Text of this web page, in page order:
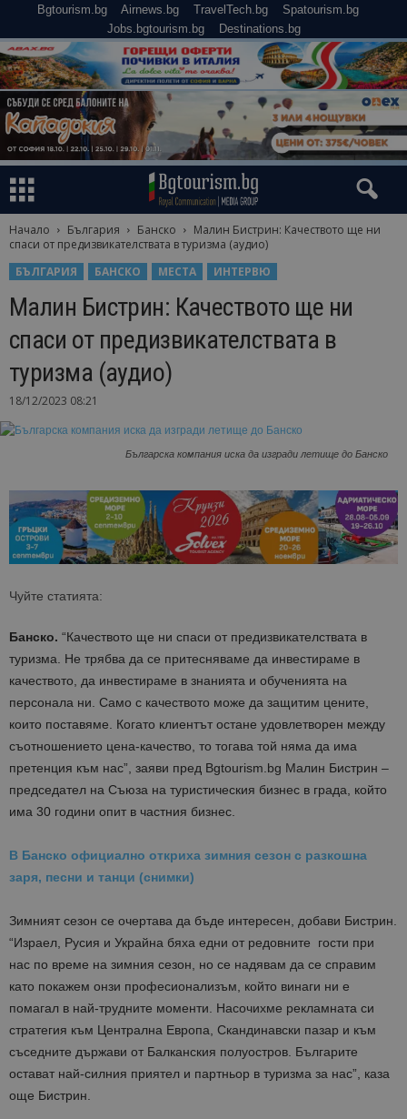
Bgtourism.bg Airnews.bg TravelTech.bg
Spatourism.bg
Jobs.bgtourism.bg
Destinations.bg
Начало България Банско
Малин Бистрин: Качеството ще ни
спаси от предизвикателствата в туризма (аудио)
БЪЛГАРИЯ
БАНСКО МЕСТА ИНТЕРВЮ
Малин Бистрин: Качеството ще ни
спаси от предизвикателствата в
туризма (аудио)
18/12/2023 08:21
Българска компания иска да изгради летище до Банско
Чуйте статията:
Банско. “Качеството ще ни спаси от предизвикателствата в
туризма. Не трябва да се притесняваме да инвестираме в
качеството, да инвестираме в знанията и обученията на
персонала ни. Само с качеството може да защитим цените,
които поставяме. Когато клиентът остане удовлетворен между
съотношението цена-качество, то тогава той няма да има
претенция към нас”, заяви пред Bgtourism.bg Малин Бистрин –
председател на Съюза на туристическия бизнес в града, който
има 30 години опит в частния бизнес.
В Банско официално откриха зимния сезон с разкошна
заря, песни и танци (снимки)
Зимният сезон се очертава да бъде интересен, добави Бистрин.
“Израел, Русия и Украйна бяха едни от редовните гости при
нас по време на зимния сезон, но се надявам да се справим
като покажем онзи професионализъм, който винаги ни е
помагал в най-трудните моменти. Насочихме рекламната си
стратегия към Централна Европа, Скандинавски пазар и към
съседните държави от Балканския полуостров. Българите
остават най-силния приятел и партньор в туризма за нас”, каза
още Бистрин.